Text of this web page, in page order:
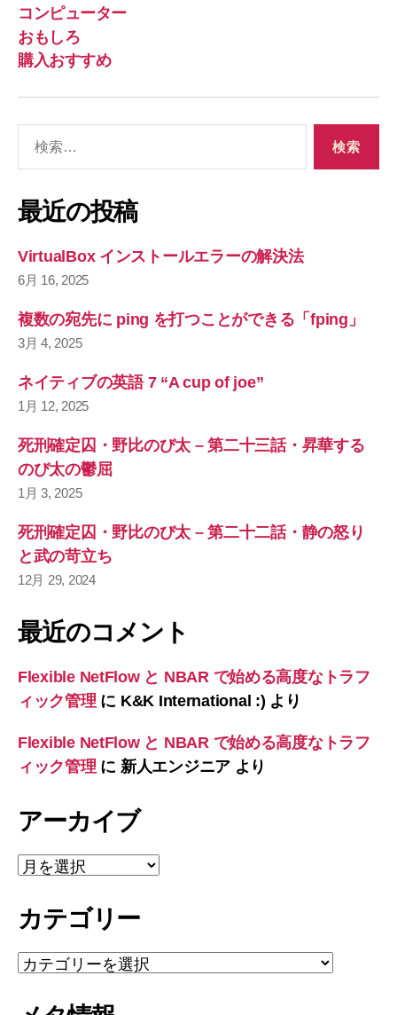
コンピューター
おもしろ
購入おすすめ
象
最近の投稿
VirtualBox インストールエラーの解決法
6月 16, 2025
複数の宛先に ping を打つことができる「fping」
3月 4, 2025
ネイティブの英語 7 “A cup of joe”
1月 12, 2025
死刑確定囚・野比のび太 – 第二十三話・昇華する
のび太の鬱屈
1月 3, 2025
死刑確定囚・野比のび太 – 第二十二話・静の怒り
と武の苛立ち
12月 29, 2024
最近のコメント
Flexible NetFlow と NBAR で始める高度なトラフ
ィック管理 に K&K International :) より
Flexible NetFlow と NBAR で始める高度なトラフ
ィック管理 に 新人エンジニアより
アーカイブ
ア
ー
イ
カテゴリー
カ
テ